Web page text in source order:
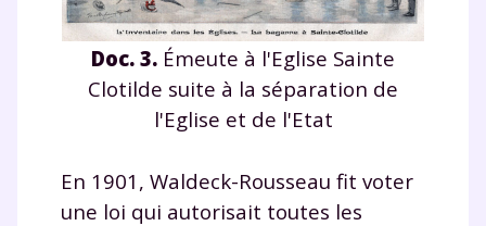
Doc. 3. Émeute à l'Eglise Sainte
Clotilde suite à la séparation de
l'Eglise et de l'Etat
En 1901, Waldeck-Rousseau fit voter
une loi qui autorisait toutes les